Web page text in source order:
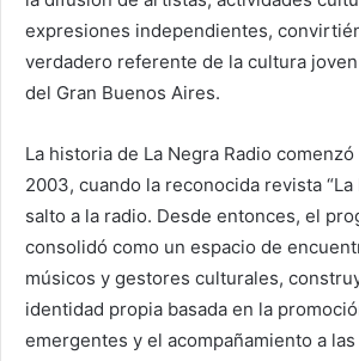
expresiones independientes,
verdadero referente de la cultura
del Gran Buenos Aires.
La historia de La Negra Radio
2003, cuando la reconocida revista “La
salto a la radio. Desde entonces, el
consolidó como un espacio de
músicos y gestores culturales,
identidad propia basada en la
emergentes y el acompañamiento a